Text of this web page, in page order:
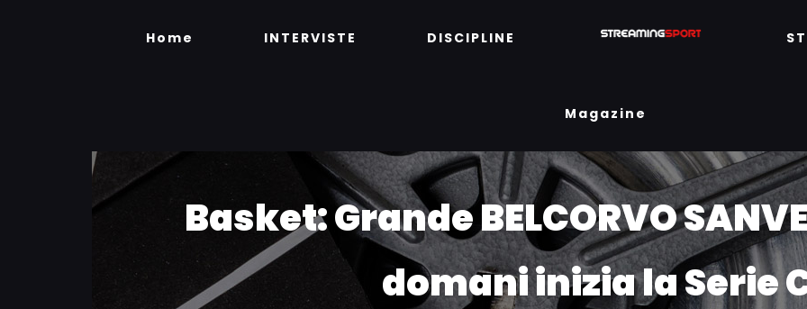
Home INTERVISTE DISCIPLINE
Magazine
Basket: Grande BELCORVO
domani inizia la Serie